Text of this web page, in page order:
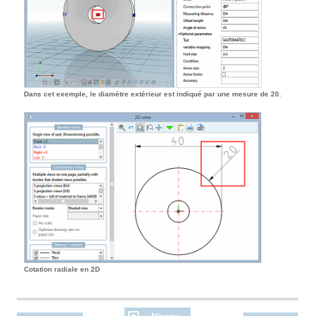
Dans cet exemple, le diamètre extérieur est indiqué par une mesure de 20.
Cotation radiale en 2D